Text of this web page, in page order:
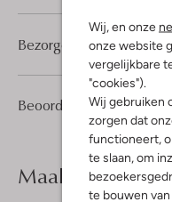
Wij, en onze
onze website
vergelijkbare
"cookies").
Wij gebruiken
zorgen dat
functioneert,
te slaan, om
te bouwen
Beoordelingen (1)
Bezorgen & retourneren
Maak jelook